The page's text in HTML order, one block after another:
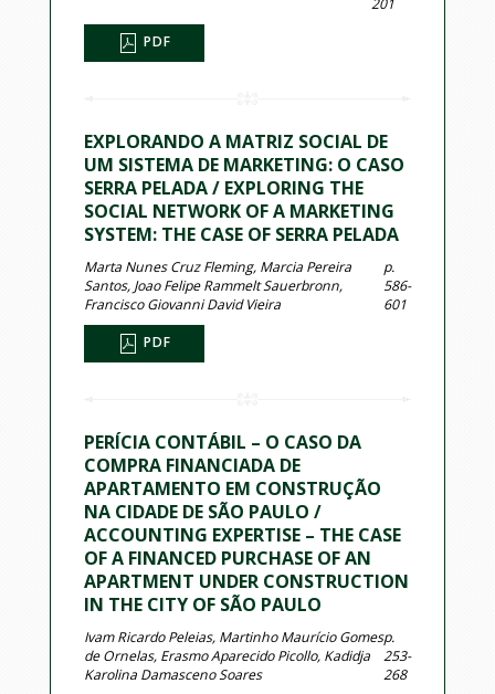
201
PDF
EXPLORANDO A MATRIZ SOCIAL DE
UM SISTEMA DE MARKETING: O CASO
SERRA PELADA / EXPLORING THE
SOCIAL NETWORK OF A MARKETING
SYSTEM: THE CASE OF SERRA PELADA
Marta Nunes Cruz Fleming, Marcia Pereira
Santos, Joao Felipe Rammelt Sauerbronn,
Francisco Giovanni David Vieira
p.
586-
601
PDF
PERÍCIA CONTÁBIL – O CASO DA
COMPRA FINANCIADA DE
APARTAMENTO EM CONSTRUÇÃO
NA CIDADE DE SÃO PAULO /
ACCOUNTING EXPERTISE – THE CASE
OF A FINANCED PURCHASE OF AN
APARTMENT UNDER CONSTRUCTION
IN THE CITY OF SÃO PAULO
Ivam Ricardo Peleias, Martinho Maurício Gomes
de Ornelas, Erasmo Aparecido Picollo, Kadidja
Karolina Damasceno Soares
p.
253-
268